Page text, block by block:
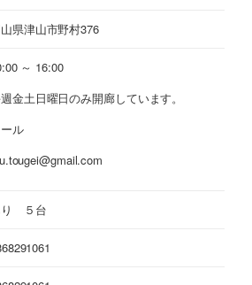
県津山市野村376
～ 16:00
金土日曜日のみ開廊しています。
ル
り ５台